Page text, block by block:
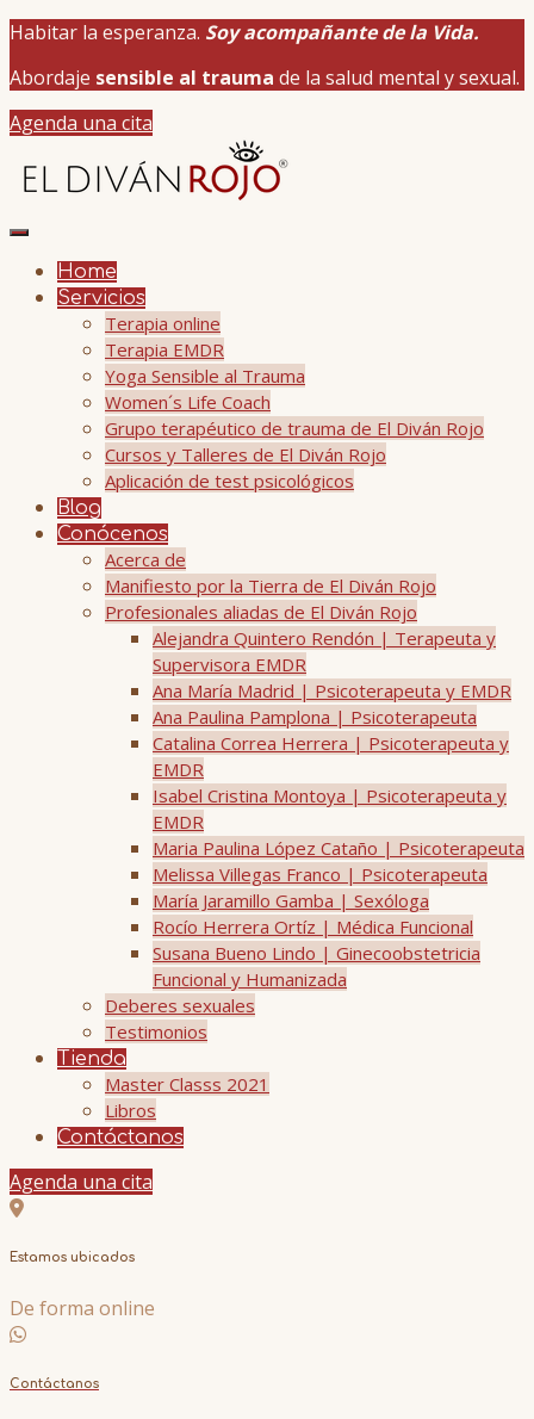
Habitar la esperanza. Soy acompañante de la Vida.
Abordaje sensible al trauma de la salud mental y sexual.
Agenda una cita
Home
Servicios
Terapia online
Terapia EMDR
Yoga Sensible al Trauma
Women´s Life Coach
Grupo terapéutico de trauma de El Diván Rojo
Cursos y Talleres de El Diván Rojo
Aplicación de test psicológicos
Blog
Conócenos
Acerca de
Manifiesto por la Tierra de El Diván Rojo
Profesionales aliadas de El Diván Rojo
Alejandra Quintero Rendón | Terapeuta y
Supervisora EMDR
Ana María Madrid | Psicoterapeuta y EMDR
Ana Paulina Pamplona | Psicoterapeuta
Catalina Correa Herrera | Psicoterapeuta y
EMDR
Isabel Cristina Montoya | Psicoterapeuta y
EMDR
Maria Paulina López Cataño | Psicoterapeuta
Melissa Villegas Franco | Psicoterapeuta
María Jaramillo Gamba | Sexóloga
Rocío Herrera Ortíz | Médica Funcional
Susana Bueno Lindo | Ginecoobstetricia
Funcional y Humanizada
Deberes sexuales
Testimonios
Tienda
Master Classs 2021
Libros
Contáctanos
Agenda una cita
Estamos ubicados
De forma online
Contáctanos